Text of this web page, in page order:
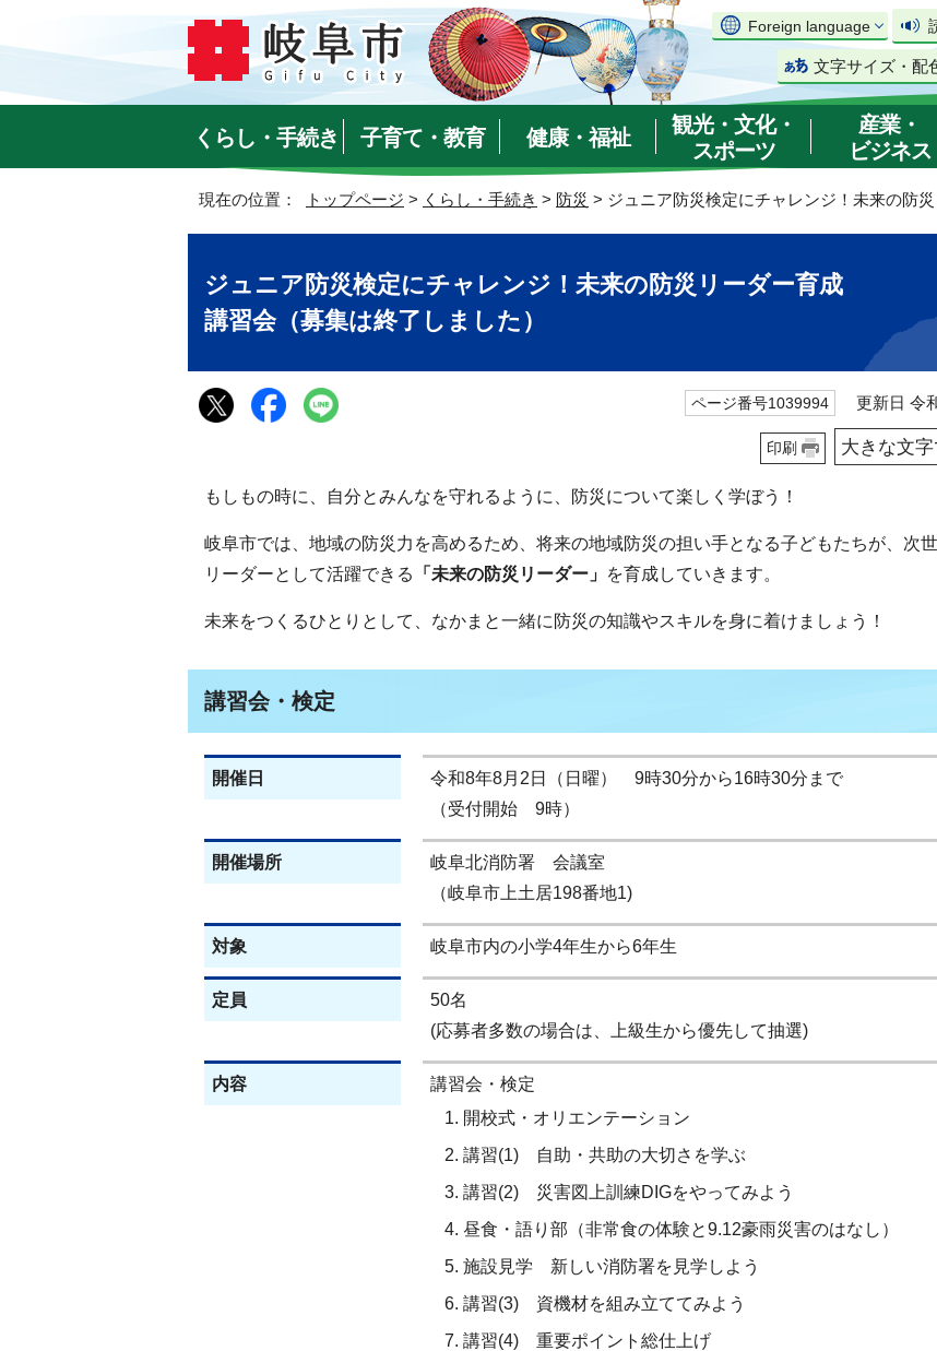
Foreign language
文字サイズ・配
くらし・手続き 子育て・教育 健康・福祉
観光・文化・
スポーツ
産業・
ビジネス
現在の位置： トップページ > くらし・手続き > 防災 > ジュニア防災検定にチャレンジ！未来の防
ジュニア防災検定にチャレンジ！未来の防災リーダー育成
講習会（募集は終了しました）
ページ番号1039994 更新日 令
印刷 大きな文字
もしもの時に、自分とみんなを守れるように、防災について楽しく学ぼう！
岐阜市では、地域の防災力を高めるため、将来の地域防災の担い手となる子どもたちが、次
リーダーとして活躍できる
「未来の防災リーダー」 を育成していきます。
未来をつくるひとりとして、なかまと一緒に防災の知識やスキルを身に着けましょう！
講習会・検定
開催日
令和8年8月2日（日曜） 9時30分から16時30分まで
（受付開始 9時）
開催場所
岐阜北消防署 会議室
（岐阜市上土居198番地1)
対象 岐阜市内の小学4年生から6年生
定員
50名
(応募者多数の場合は、上級生から優先して抽選)
内容
講習会・検定
開校式・オリエンテーション
講習(1) 自助・共助の大切さを学ぶ
講習(2) 災害図上訓練DIGをやってみよう
昼食・語り部（非常食の体験と9.12豪雨災害のはなし）
施設見学 新しい消防署を見学しよう
講習(3) 資機材を組み立ててみよう
講習(4) 重要ポイント総仕上げ